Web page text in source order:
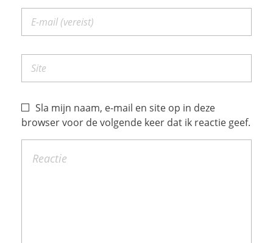
Sla mijn naam, e-mail en site op in deze
browser voor de volgende keer dat ik reactie geef.